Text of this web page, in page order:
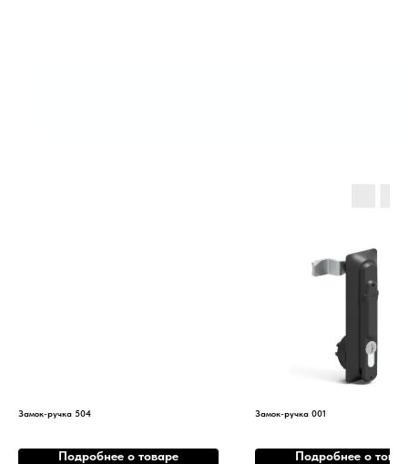
Замок-ручка 504
Подробнее о товаре
Замок-ручка 001
Подробнее о